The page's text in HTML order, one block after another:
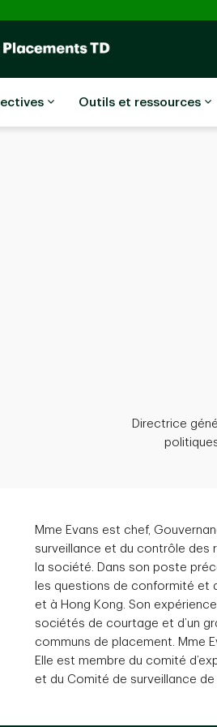
Outils et ressources
Directrice
Mme Evans est chef,
surveillance et du contrôle des
la société. Dans son poste
les questions de conformité et
et à Hong Kong. Son
sociétés de courtage et d’un
communs de placement. Mme
Elle est membre du comité
et du Comité de surveillance